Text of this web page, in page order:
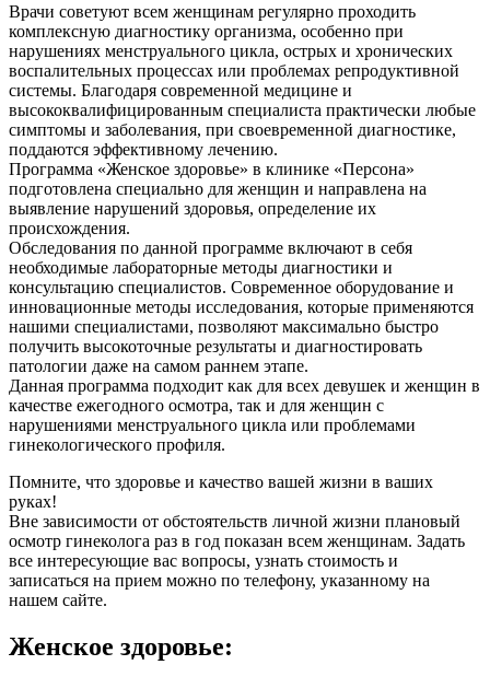
Врачи советуют всем женщинам регулярно проходить
комплексную диагностику организма, особенно при
нарушениях менструального цикла, острых и хронических
воспалительных процессах или проблемах репродуктивной
системы. Благодаря современной медицине и
высококвалифицированным специалиста практически любые
симптомы и заболевания, при своевременной диагностике,
поддаются эффективному лечению.
Программа «Женское здоровье» в клинике «Персона»
подготовлена специально для женщин и направлена на
выявление нарушений здоровья, определение их
происхождения.
Обследования по данной программе включают в себя
необходимые лабораторные методы диагностики и
консультацию специалистов. Современное оборудование и
инновационные методы исследования, которые применяются
нашими специалистами, позволяют максимально быстро
получить высокоточные результаты и диагностировать
патологии даже на самом раннем этапе.
Данная программа подходит как для всех девушек и женщин в
качестве ежегодного осмотра, так и для женщин с
нарушениями менструального цикла или проблемами
гинекологического профиля.
Помните, что здоровье и качество вашей жизни в ваших
руках!
Вне зависимости от обстоятельств личной жизни плановый
осмотр гинеколога раз в год показан всем женщинам. Задать
все интересующие вас вопросы, узнать стоимость и
записаться на прием можно по телефону, указанному на
нашем сайте.
Женское здоровье: